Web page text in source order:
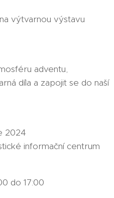
výtvarnou výstavu
adventu,
díla a zapojit se do naší
2024
informační centrum
do 17:00